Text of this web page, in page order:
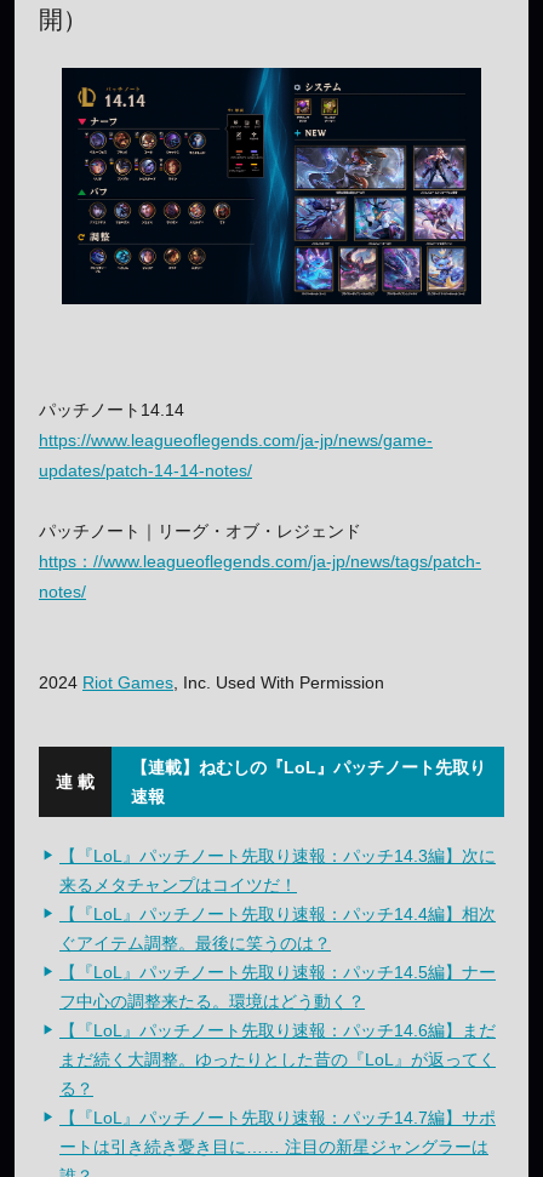
開）
パッチノート14.14
https://www.leagueoflegends.com/ja-jp/news/game-
updates/patch-14-14-notes/
パッチノート｜リーグ・オブ・レジェンド
https：//www.leagueoflegends.com/ja-jp/news/tags/patch-
notes/
2024 Riot Games , Inc. Used With Permission
【連載】ねむしの『LoL』パッチノート先取り
速報
【『LoL』パッチノート先取り速報：パッチ14.3編】次に
来るメタチャンプはコイツだ！
【『LoL』パッチノート先取り速報：パッチ14.4編】相次
ぐアイテム調整。最後に笑うのは？
【『LoL』パッチノート先取り速報：パッチ14.5編】ナー
フ中心の調整来たる。環境はどう動く？
【『LoL』パッチノート先取り速報：パッチ14.6編】まだ
まだ続く大調整。ゆったりとした昔の『LoL』が返ってく
る？
【『LoL』パッチノート先取り速報：パッチ14.7編】サポ
ートは引き続き憂き目に…… 注目の新星ジャングラーは